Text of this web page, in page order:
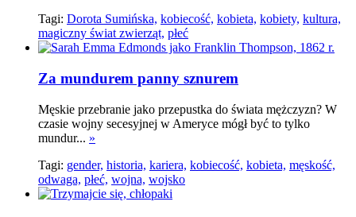
Tagi: Dorota Sumińska, kobiecość, kobieta, kobiety, kultura,
magiczny świat zwierząt, płeć
Za mundurem panny sznurem
Męskie przebranie jako przepustka do świata mężczyzn? W
czasie wojny secesyjnej w Ameryce mógł być to tylko
mundur... »
Tagi: gender, historia, kariera, kobiecość, kobieta, męskość,
odwaga, płeć, wojna, wojsko